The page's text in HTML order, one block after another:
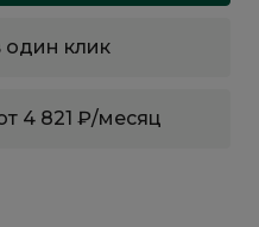
один клик
4 821 ₽/месяц